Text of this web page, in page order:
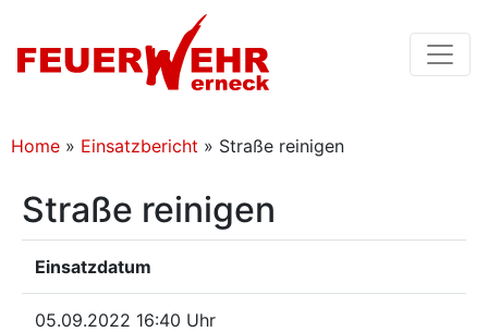
Home » Einsatzbericht » Straße reinigen
Straße reinigen
Einsatzdatum
05.09.2022 16:40 Uhr